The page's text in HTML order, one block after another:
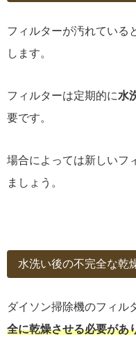
フィルターが汚れている
します。
フィルターは定期的に水
要です。
場合によっては新しいフ
ましょう。
水洗い後の不完全な乾
ダイソン掃除機のフィル
全に乾燥させる必要があ